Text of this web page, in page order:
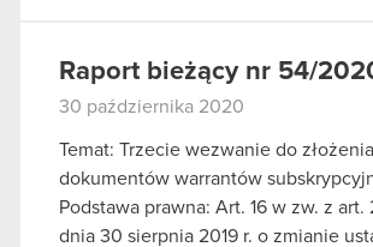
Raport bieżący nr 54/
30 października 2020
Temat: Trzecie wezwanie do
dokumentów warrantów
Podstawa prawna: Art. 16 w zw. z art.
dnia 30 sierpnia 2019 r. o zmianie